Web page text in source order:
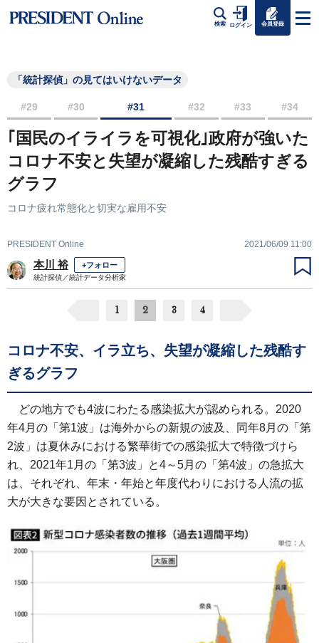
検索 ログイン 会員登録
「統計探偵」の見てはいけないデータ
#29 #30 #31 #32 #33 #34
｢国民のイライラを可視化｣政府が強いた
コロナ不安と失望が凝縮した残酷すぎる
グラフ
コロナ疲れ常態化と切実な雇用不安
PRESIDENT Online 2021/06/09 11:00
本川 裕 +フォロー
統計探偵／統計データ分析家
1 2 3 4
コロナ不安、イラ立ち、失望が凝縮した残酷す
ぎるグラフ
どの地方でも4波にわたる感染拡大が認められる。2020
年4月の「第1波」は海外からの新規の波及、同年8月の「第
2波」は夏休みにおける繁華街での感染拡大で特徴づけら
れ、2021年1月の「第3波」と4～5月の「第4波」の急拡大
は、それぞれ、年末・年始と年度代わりにおける人流の拡
大が大きな要因とされている。